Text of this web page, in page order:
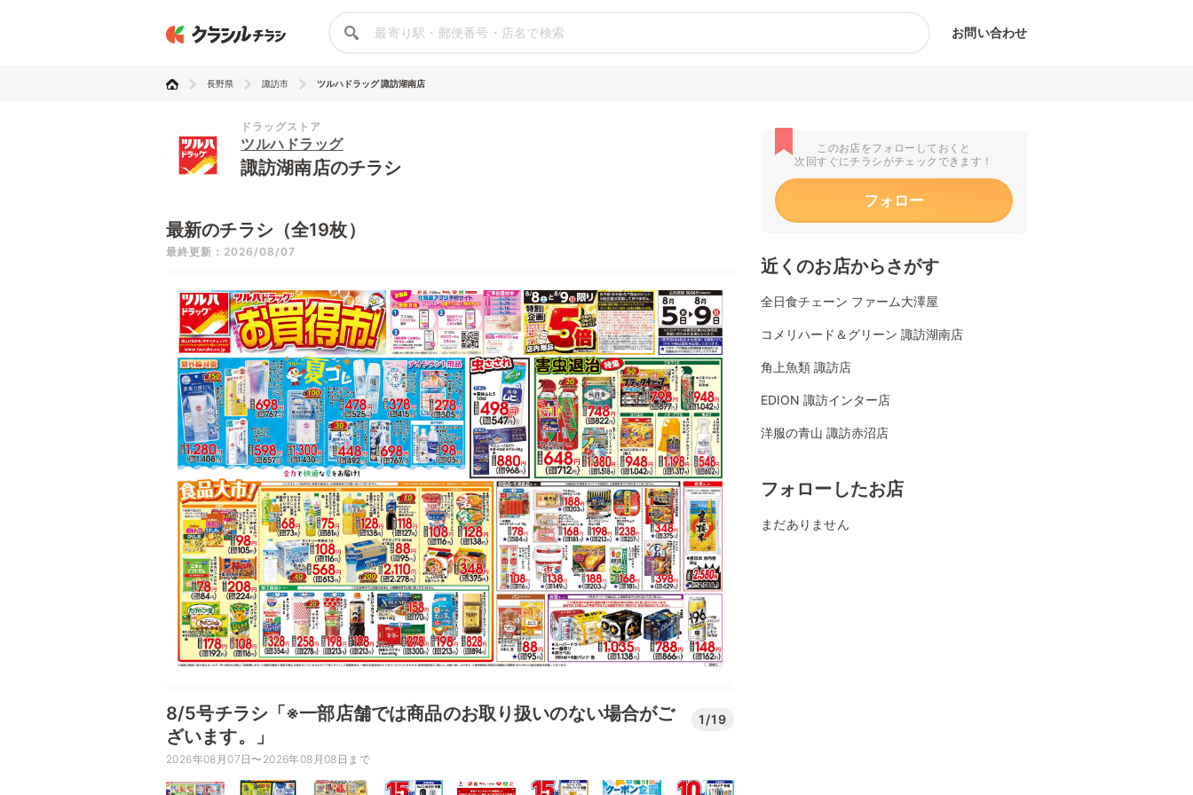
お問い合わせ
長野県 諏訪市 ツルハドラッグ 諏訪湖南店
ドラッグストア
ツルハドラッグ
諏訪湖南店のチラシ
最新のチラシ（全19枚）
最終更新：2026/08/07
8/5号チラシ「※一部店舗では商品のお取り扱いのない場合がご
ざいます。」
1/19
2026年08月07日〜2026年08月08日まで
このお店をフォローしておくと
次回すぐにチラシがチェックできます！
フォロー
近くのお店からさがす
全日食チェーン ファーム大澤屋
コメリハード＆グリーン 諏訪湖南店
角上魚類 諏訪店
EDION 諏訪インター店
洋服の青山 諏訪赤沼店
フォローしたお店
まだありません